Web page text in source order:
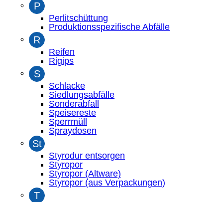
P
Perlitschüttung
Produktionsspezifische Abfälle
R
Reifen
Rigips
S
Schlacke
Siedlungsabfälle
Sonderabfall
Speisereste
Sperrmüll
Spraydosen
St
Styrodur entsorgen
Styropor
Styropor (Altware)
Styropor (aus Verpackungen)
T